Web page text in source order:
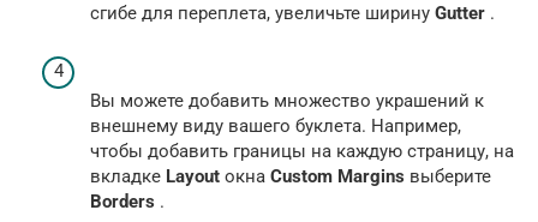
сгибе для переплета, увеличьте ширину Gutter .
Вы можете добавить множество украшений к
внешнему виду вашего буклета. Например,
чтобы добавить границы на каждую страницу, на
вкладке Layout окна Custom Margins выберите
Borders .